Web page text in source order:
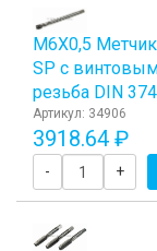
М6Х0,5
SP с
резьба DIN
Артикул: 34906
3918.64 ₽
- +